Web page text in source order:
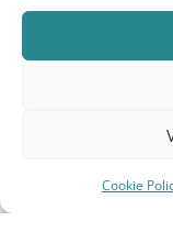
Cookie
Lista dei desideri
CarrelloMenu